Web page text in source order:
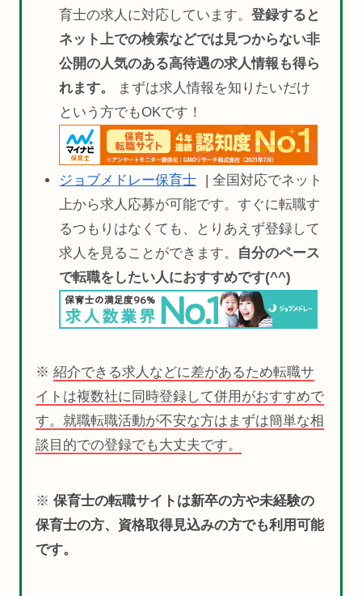
育士の求人に対応しています。登録すると
ネット上での検索などでは見つからない非
公開の人気のある高待遇の求人情報も得ら
れます。
まずは求人情報を知りたいだけ
という方でもOKです！
ジョブメドレー保育士
| 全国対応でネット
上から求人応募が可能です。すぐに転職す
るつもりはなくても、とりあえず登録して
求人を見ることができます。 自分のペース
で転職をしたい人におすすめです(^^)
※ 紹介できる求人などに差があるため転職サ
イトは複数社に同時登録して併用がおすすめで
す。就職転職活動が不安な方はまずは簡単な相
談目的での登録でも大丈夫です。
※ 保育士の転職サイトは新卒の方や未経験の
保育士の方、資格取得見込みの方でも利用可能
です。